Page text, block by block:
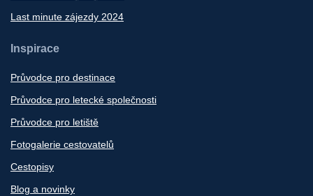
Last minute zájezdy 2024
Inspirace
Průvodce pro destinace
Průvodce pro letecké společnosti
Průvodce pro letiště
Fotogalerie cestovatelů
Cestopisy
Blog a novinky